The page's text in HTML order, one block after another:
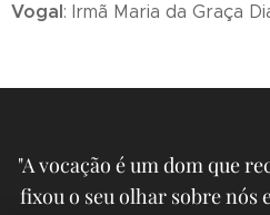
Vogal: Irmã Maria da Graça
"A vocação é um dom que
fixou o seu olhar sobre nós